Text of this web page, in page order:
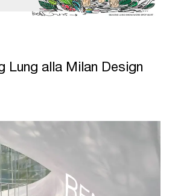
Lung alla Milan Design